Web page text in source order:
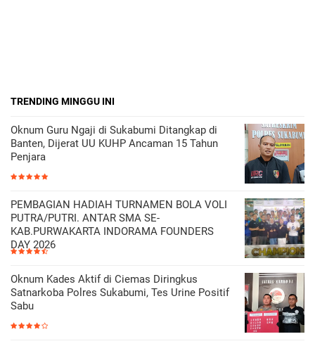
TRENDING MINGGU INI
Oknum Guru Ngaji di Sukabumi Ditangkap di
Banten, Dijerat UU KUHP Ancaman 15 Tahun
Penjara
PEMBAGIAN HADIAH TURNAMEN BOLA VOLI
PUTRA/PUTRI. ANTAR SMA SE-
KAB.PURWAKARTA INDORAMA FOUNDERS
DAY 2026
Oknum Kades Aktif di Ciemas Diringkus
Satnarkoba Polres Sukabumi, Tes Urine Positif
Sabu